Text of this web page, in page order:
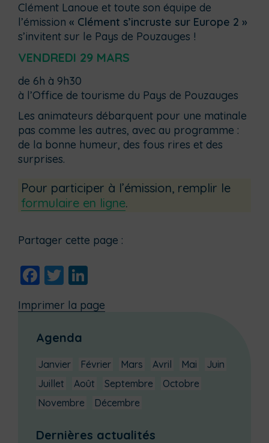
Clément Lanoue et toute son équipe de
l’émission « Clément s’incruste sur Europe 2 »
s’invitent sur le Pays de Pouzauges !
VENDREDI 29 MARS
de 6h à 9h30
à l’Office de tourisme du Pays de Pouzauges
Les animateurs débarquent pour une matinale
pas comme les autres, avec au programme :
de la bonne humeur, des fous rires et des
surprises.
Pour participer à l’émission, remplir le
formulaire en ligne.
Partager cette page :
Facebook
Twitter
Imprimer la page
Agenda
Janvier Février Mars Avril Mai
Juin
Juillet
Août Septembre
Octobre
Novembre
Décembre
Dernières actualités